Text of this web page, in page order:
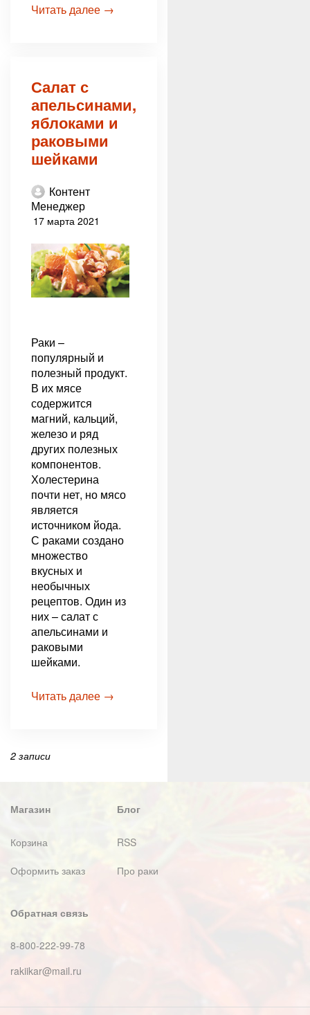
Читать далее →
Салат с
апельсинами,
яблоками и
раковыми
шейками
Контент
Менеджер
17 марта 2021
Раки –
популярный и
полезный продукт.
В их мясе
содержится
магний, кальций,
железо и ряд
других полезных
компонентов.
Холестерина
почти нет, но мясо
является
источником йода.
С раками создано
множество
вкусных и
необычных
рецептов. Один из
них – салат с
апельсинами и
раковыми
шейками.
Читать далее →
2 записи
Магазин
Корзина
Оформить заказ
Блог
RSS
Про раки
Обратная связь
8-800-222-99-78
rakiikar@mail.ru